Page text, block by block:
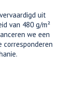
uit
van 480 g/m²
we een
corresponderen